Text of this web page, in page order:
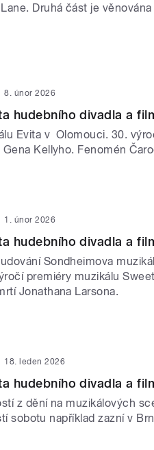
Druhá část je
8. únor 2026
hudebního divadla a
Evita v Olomouci. 30.
Kellyho. Fenomén
1. únor 2026
hudebního divadla a
Sondheimova
premiéry muzikálu
Jonathana Larsona.
18. leden 2026
hudebního divadla a
z dění na muzikálových
sobotu například zazní v